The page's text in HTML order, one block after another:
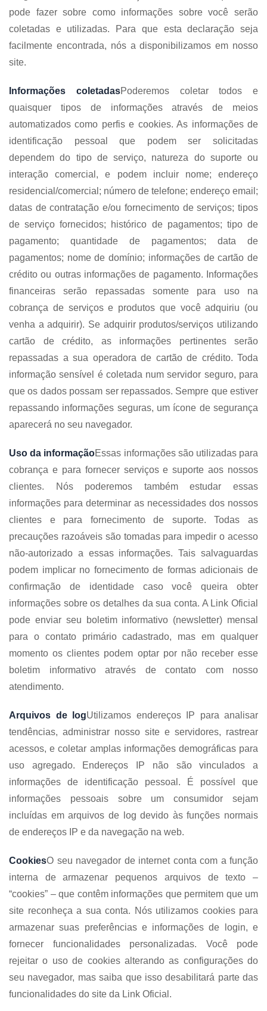
pode fazer sobre como informações sobre você serão
coletadas e utilizadas. Para que esta declaração seja
facilmente encontrada, nós a disponibilizamos em nosso
site.
Informações coletadasPoderemos coletar todos e
quaisquer tipos de informações através de meios
automatizados como perfis e cookies. As informações de
identificação pessoal que podem ser solicitadas
dependem do tipo de serviço, natureza do suporte ou
interação comercial, e podem incluir nome; endereço
residencial/comercial; número de telefone; endereço email;
datas de contratação e/ou fornecimento de serviços; tipos
de serviço fornecidos; histórico de pagamentos; tipo de
pagamento; quantidade de pagamentos; data de
pagamentos; nome de domínio; informações de cartão de
crédito ou outras informações de pagamento. Informações
financeiras serão repassadas somente para uso na
cobrança de serviços e produtos que você adquiriu (ou
venha a adquirir). Se adquirir produtos/serviços utilizando
cartão de crédito, as informações pertinentes serão
repassadas a sua operadora de cartão de crédito. Toda
informação sensível é coletada num servidor seguro, para
que os dados possam ser repassados. Sempre que estiver
repassando informações seguras, um ícone de segurança
aparecerá no seu navegador.
Uso da informaçãoEssas informações são utilizadas para
cobrança e para fornecer serviços e suporte aos nossos
clientes. Nós poderemos também estudar essas
informações para determinar as necessidades dos nossos
clientes e para fornecimento de suporte. Todas as
precauções razoáveis são tomadas para impedir o acesso
não-autorizado a essas informações. Tais salvaguardas
podem implicar no fornecimento de formas adicionais de
confirmação de identidade caso você queira obter
informações sobre os detalhes da sua conta. A Link Oficial
pode enviar seu boletim informativo (newsletter) mensal
para o contato primário cadastrado, mas em qualquer
momento os clientes podem optar por não receber esse
boletim informativo através de contato com nosso
atendimento.
Arquivos de logUtilizamos endereços IP para analisar
tendências, administrar nosso site e servidores, rastrear
acessos, e coletar amplas informações demográficas para
uso agregado. Endereços IP não são vinculados a
informações de identificação pessoal. É possível que
informações pessoais sobre um consumidor sejam
incluídas em arquivos de log devido às funções normais
de endereços IP e da navegação na web.
CookiesO seu navegador de internet conta com a função
interna de armazenar pequenos arquivos de texto –
“cookies” – que contêm informações que permitem que um
site reconheça a sua conta. Nós utilizamos cookies para
armazenar suas preferências e informações de login, e
fornecer funcionalidades personalizadas. Você pode
rejeitar o uso de cookies alterando as configurações do
seu navegador, mas saiba que isso desabilitará parte das
funcionalidades do site da Link Oficial.